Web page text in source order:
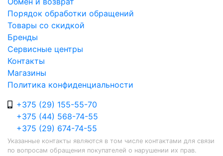
Порядок обработки обращений
Товары со скидкой
Бренды
Сервисные центры
Контакты
Магазины
Политика конфиденциальности
+375 (29) 155-55-70
+375 (44) 568-74-55
+375 (29) 674-74-55
Указанные контакты являются в том числе контактами для связи
по вопросам обращения покупателей о нарушении их прав.